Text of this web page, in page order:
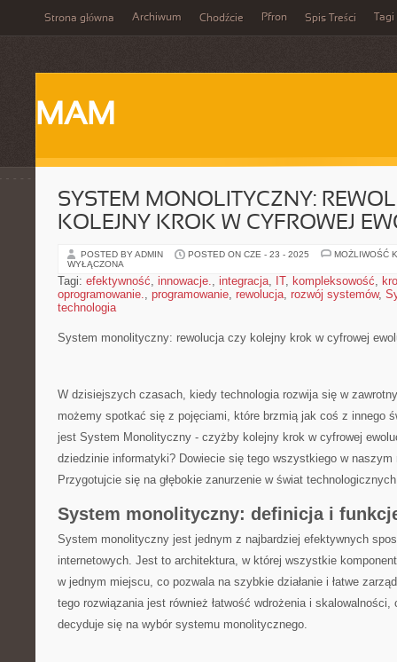
Strona główna Archiwum Chodźcie Pfron Spis Treści Tagi
MAM
SYSTEM MONOLITYCZNY:
KOLEJNY KROK W CYFROWEJ
POSTED BY ADMIN POSTED ON CZE - 23 - 2025
MOŻLIWOŚĆ
WYŁĄCZONA
Tagi: efektywność, innowacje., integracja, IT, kompleksowość,
oprogramowanie., programowanie, rewolucja, rozwój systemów,
technologia
System⁣ monolityczny: ‌rewolucja czy kolejny krok w cyfrowej
W dzisiejszych ​czasach, kiedy ‌technologia rozwija się w
możemy spotkać się z pojęciami, które brzmią jak coś z innego
jest System Monolityczny ​-⁢ czyżby kolejny ⁤krok​ w ‌cyfrowej
dziedzinie informatyki? Dowiecie się tego ⁣wszystkiego w
Przygotujcie się​ na​ głębokie‌ zanurzenie⁢ w świat⁤
System monolityczny: definicja⁣ i
System monolityczny jest⁤ jednym z najbardziej efektywnych
internetowych. Jest to architektura, w której wszystkie
w jednym miejscu, co pozwala na szybkie działanie⁢ i łatwe
tego rozwiązania jest również łatwość wdrożenia i
decyduje się na wybór ​systemu monolitycznego.